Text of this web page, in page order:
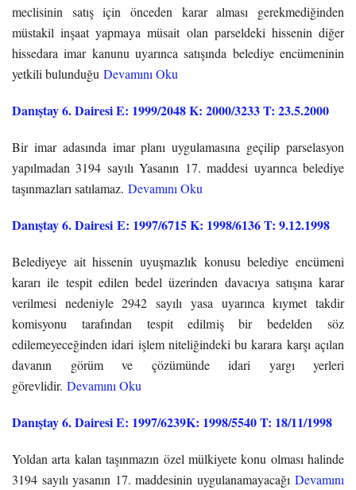
meclisinin satış için önceden karar alması gerekmediğinden
müstakil inşaat yapmaya müsait olan parseldeki hissenin diğer
hissedara imar kanunu uyarınca satışında belediye encümeninin
yetkili bulunduğu Devamını Oku
Danıştay 6. Dairesi E: 1999/2048 K: 2000/3233 T: 23.5.2000
Bir imar adasında imar planı uygulamasına geçilip parselasyon
yapılmadan 3194 sayılı Yasanın 17. maddesi uyarınca belediye
taşınmazları satılamaz. Devamını Oku
Danıştay 6. Dairesi E: 1997/6715 K: 1998/6136 T: 9.12.1998
Belediyeye ait hissenin uyuşmazlık konusu belediye encümeni
kararı ile tespit edilen bedel üzerinden davacıya satışına karar
verilmesi nedeniyle 2942 sayılı yasa uyarınca kıymet takdir
komisyonu tarafından tespit edilmiş bir bedelden söz
edilemeyeceğinden idari işlem niteliğindeki bu karara karşı açılan
davanın görüm ve çözümünde idari yargı yerleri
görevlidir. Devamını Oku
Danıştay 6. Dairesi E: 1997/6239K: 1998/5540 T: 18/11/1998
Yoldan arta kalan taşınmazın özel mülkiyete konu olması halinde
3194 sayılı yasanın 17. maddesinin uygulanamayacağı Devamını